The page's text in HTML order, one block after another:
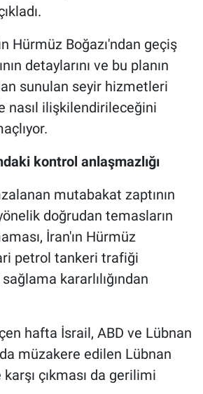
Hürmüz Boğazı'ndan geçiş
detaylarını ve bu planın
sunulan seyir hizmetleri
nasıl ilişkilendirileceğini
kontrol anlaşmazlığı
mutabakat zaptının
doğrudan temasların
İran'ın Hürmüz
petrol tankeri trafiği
kararlılığından
hafta İsrail, ABD ve Lübnan
müzakere edilen Lübnan
çıkması da gerilimi